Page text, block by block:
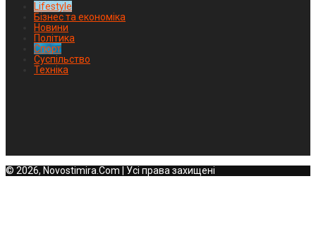
Lifestyle
Бізнес та економіка
Новини
Політика
Спорт
Суспільство
Техніка
© 2026, Novostimira.Com | Усі права захищені